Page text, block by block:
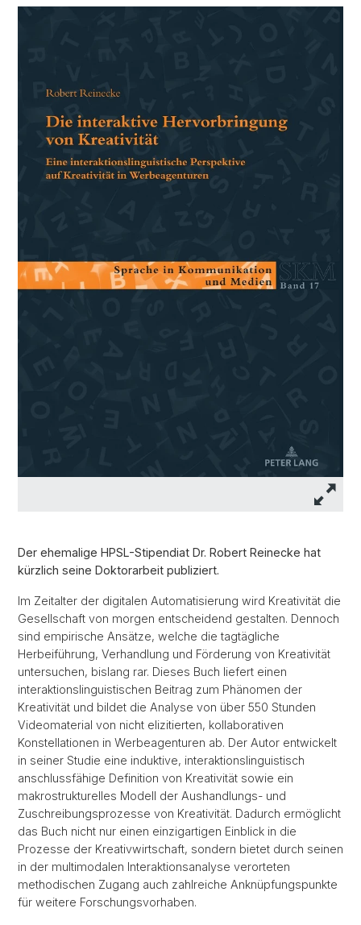
Der ehemalige HPSL-Stipendiat Dr. Robert Reinecke hat
kürzlich seine Doktorarbeit publiziert.
Im Zeitalter der digitalen Automatisierung wird Kreativität die
Gesellschaft von morgen entscheidend gestalten. Dennoch
sind empirische Ansätze, welche die tagtägliche
Herbeiführung, Verhandlung und Förderung von Kreativität
untersuchen, bislang rar. Dieses Buch liefert einen
interaktionslinguistischen Beitrag zum Phänomen der
Kreativität und bildet die Analyse von über 550 Stunden
Videomaterial von nicht elizitierten, kollaborativen
Konstellationen in Werbeagenturen ab. Der Autor entwickelt
in seiner Studie eine induktive, interaktionslinguistisch
anschlussfähige Definition von Kreativität sowie ein
makrostrukturelles Modell der Aushandlungs- und
Zuschreibungsprozesse von Kreativität. Dadurch ermöglicht
das Buch nicht nur einen einzigartigen Einblick in die
Prozesse der Kreativwirtschaft, sondern bietet durch seinen
in der multimodalen Interaktionsanalyse verorteten
methodischen Zugang auch zahlreiche Anknüpfungspunkte
für weitere Forschungsvorhaben.